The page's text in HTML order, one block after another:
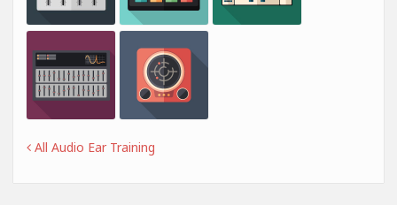
All Audio Ear Training